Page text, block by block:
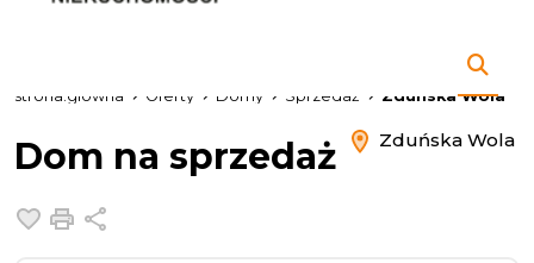
strona.glowna Oferty Domy Sprzedaż Zduńska Wola
Dom na sprzedaż Zduńska Wola
Dodaj do ulubionych
Drukuj